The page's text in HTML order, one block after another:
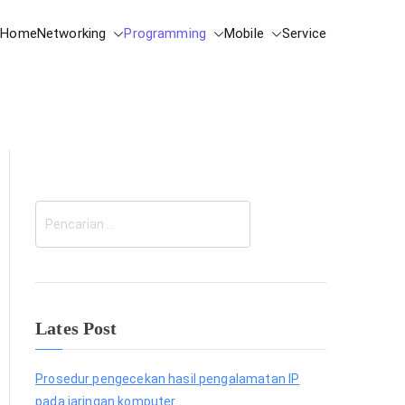
HomeNetworking Programming Mobile Service
i
Lates Post
Prosedur pengecekan hasil pengalamatan IP
pada jaringan komputer